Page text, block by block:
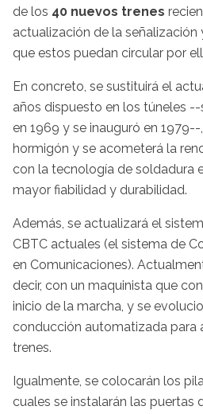
de los 40 nuevos trenes
actualización de la
que estos puedan circular por
En concreto, se sustituirá el
años dispuesto en los túneles
en 1969 y se inauguró en
hormigón y se acometerá la
con la tecnología de soldadura
mayor fiabilidad y durabilidad.
Además, se actualizará el
CBTC actuales (el sistema de
en Comunicaciones).
decir, con un maquinista que
inicio de la marcha, y se
conducción automatizada para
trenes.
Igualmente, se colocarán los
cuales se instalarán las puertas